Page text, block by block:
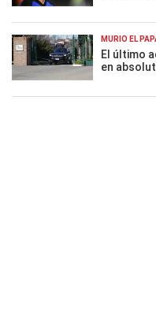
MURIÓ EL
El último
en